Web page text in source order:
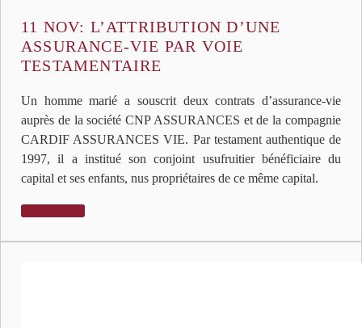
11 NOV: L’ATTRIBUTION D’UNE
ASSURANCE-VIE PAR VOIE
TESTAMENTAIRE
Un homme marié a souscrit deux contrats d’assurance-vie
auprès de la société CNP ASSURANCES et de la compagnie
CARDIF ASSURANCES VIE. Par testament authentique de
1997, il a institué son conjoint usufruitier bénéficiaire du
capital et ses enfants, nus propriétaires de ce même capital.